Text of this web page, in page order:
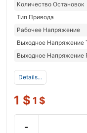
Количество Остановок
Тип Привода
Рабочее Напряжение
Выходное Напряжение
Выходное Напряжение
Details...
1 $ 1 $
-